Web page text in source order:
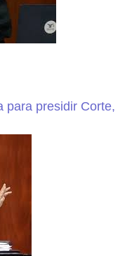
para presidir Corte,